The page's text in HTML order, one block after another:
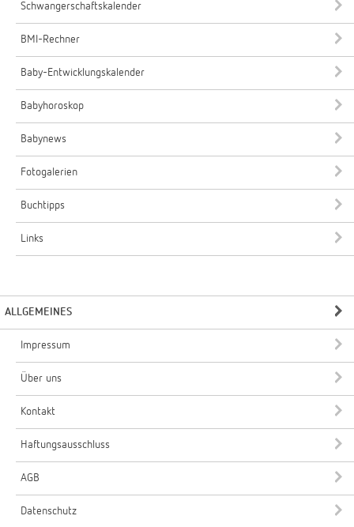
Schwangerschaftskalender
BMI-Rechner
Baby-Entwicklungskalender
Babyhoroskop
Babynews
Fotogalerien
Buchtipps
Links
ALLGEMEINES
Impressum
Über uns
Kontakt
Haftungsausschluss
AGB
Datenschutz